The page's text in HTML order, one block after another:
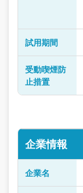
試用期間
受動喫煙防
止措置
企業情報
企業名